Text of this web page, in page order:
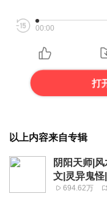
00:00
打
以上内容来自专辑
阴阳天师|
文|灵异鬼怪
694.62万